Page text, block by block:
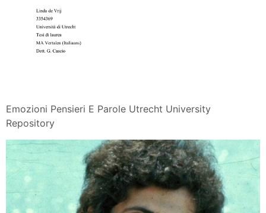
Emozioni Pensieri E Parole Utrecht University
Repository